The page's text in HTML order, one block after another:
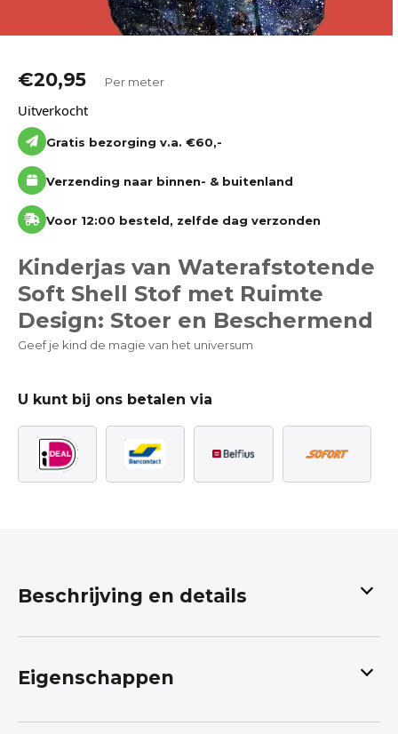
€20,95 Per meter
Uitverkocht
Gratis bezorging v.a. €60,-
Verzending naar binnen- & buitenland
Voor 12:00 besteld, zelfde dag verzonden
Kinderjas van Waterafstotende
Soft Shell Stof met Ruimte
Design: Stoer en Beschermend
Geef je kind de magie van het universum
U kunt bij ons betalen via
Beschrijving en details
Kinderjas van Waterafstotende Soft Shell Stof
Laat je kleintje stijlvol en beschermd door de
gemaakt van waterafstotende soft shell stof met
Eigenschappen